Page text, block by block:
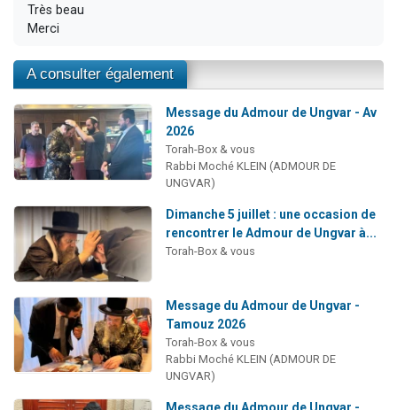
Très beau
Merci
A consulter également
Message du Admour de Ungvar - Av
2026
Torah-Box & vous
Rabbi Moché KLEIN (ADMOUR DE
UNGVAR)
Dimanche 5 juillet : une occasion de
rencontrer le Admour de Ungvar à...
Torah-Box & vous
Message du Admour de Ungvar -
Tamouz 2026
Torah-Box & vous
Rabbi Moché KLEIN (ADMOUR DE
UNGVAR)